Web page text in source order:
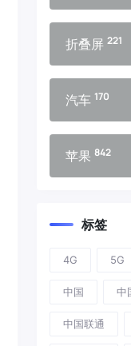
折叠屏 221
汽车 170
苹果 842
标签
4G 5G
中国 中
中国联通